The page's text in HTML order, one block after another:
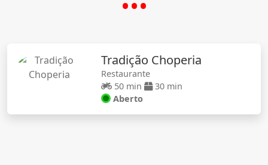
Tradição Choperia
Restaurante
50 min
30 min
Aberto